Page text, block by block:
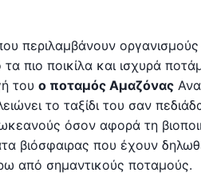
περιλαμβάνουν
πιο ποικίλα και ισχυρά
του ο ποταμός Αμαζόνας
το ταξίδι του σαν
όσον αφορά τη
βιόσφαιρας που έχουν
από σημαντικούς ποταμούς.